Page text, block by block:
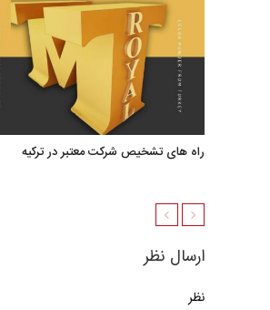
راه های تشخیص شرکت معتبر در ترکیه
ارسال نظر
نظر